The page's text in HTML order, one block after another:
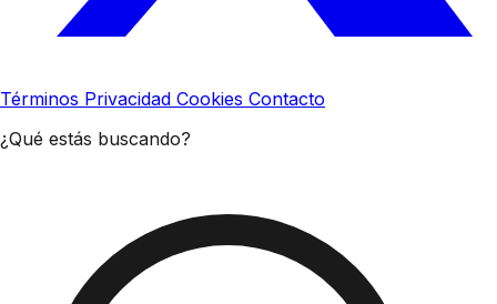
Términos Privacidad Cookies Contacto
¿Qué estás buscando?